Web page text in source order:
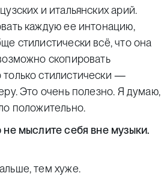
и итальянских арий.
каждую ее интонацию,
стилистически всё, что она
скопировать
стилистически —
Это очень полезно. Я думаю,
положительно.
мыслите себя вне музыки.
тем хуже.